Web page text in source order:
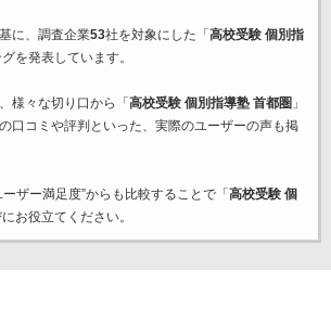
に、調査企業53社を対象にした「 高校受験 個別指
を発表しています。
様々な切り口から「 高校受験 個別指導塾 首都圏 」
口コミや評判といった、実際のユーザーの声も掲
ザー満足度”からも比較することで「 高校受験 個
にお役立てください。